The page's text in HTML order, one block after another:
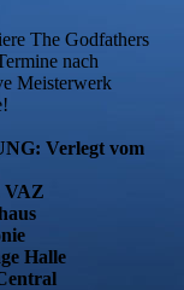
The Godfathers
nach
Meisterwerk
Verlegt vom
VAZ
Halle